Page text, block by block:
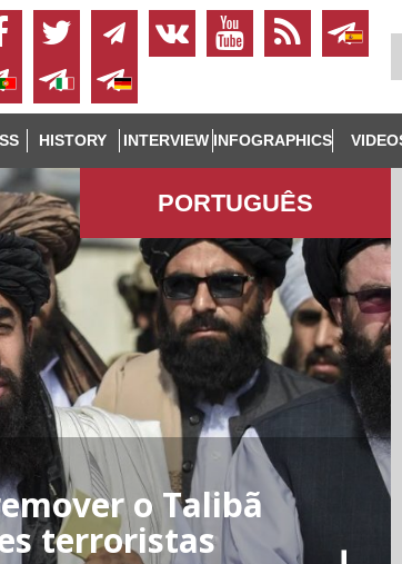
HISTORY INTERVIEW INFOGRAPHICS
PORTUGUÊS
o Talibã
terroristas